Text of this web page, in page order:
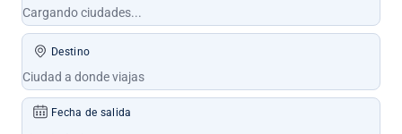
Destino
Fecha de salida